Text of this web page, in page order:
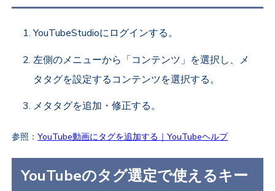
YouTubeStudioにログインする。
左側のメニューから「コンテンツ」を選択し、メ
タタグを設定するコンテンツを選択する。
メタタグを追加・修正する。
参照：YouTube動画にタグを追加する｜YouTubeヘルプ
YouTubeのタグ選定で使えるキー